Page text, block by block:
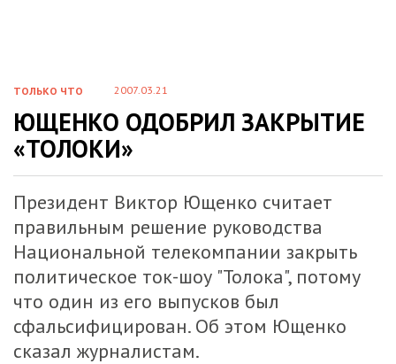
ТОЛЬКО ЧТО 2007.03.21
ЮЩЕНКО ОДОБРИЛ ЗАКРЫТИЕ
«ТОЛОКИ»
Президент Виктор Ющенко считает
правильным решение руководства
Национальной телекомпании закрыть
политическое ток-шоу "Толока", потому
что один из его выпусков был
сфальсифицирован. Об этом Ющенко
сказал журналистам.